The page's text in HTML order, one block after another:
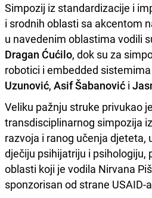
Simpozij iz standardizacije i
i srodnih oblasti sa akcentom
u navedenim oblastima vodili
Dragan Ćućilo, dok su za
robotici i embedded
Uzunović, Asif Šabanović i
Veliku pažnju struke privukao
transdisciplinarnog simpozija
razvoja i ranog učenja djeteta,
dječiju psihijatriju i psihologiju,
oblasti koji je vodila Nirvana
sponzorisan od strane USAID-